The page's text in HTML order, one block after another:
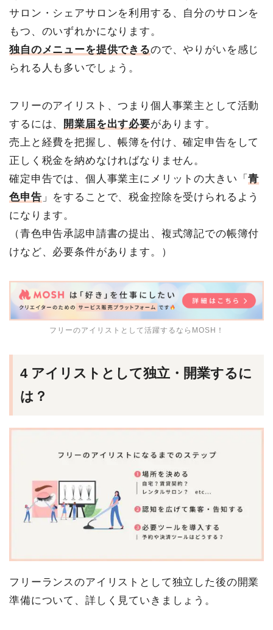
サロン・シェアサロンを利用する、自分のサロンを
もつ、のいずれかになります。
独自のメニューを提供できるので、やりがいを感じ
られる人も多いでしょう。
フリーのアイリスト、つまり個人事業主として活動
するには、
開業届を出す必要があります。
売上と経費を把握し、帳簿を付け、確定申告をして
正しく税金を納めなければなりません。
確定申告では、個人事業主にメリットの大きい「青
色申告 」をすることで、税金控除を受けられるよう
になります。
（青色申告承認申請書の提出、複式簿記での帳簿付
けなど、必要条件があります。）
フリーのアイリストとして活躍するならMOSH！
4 アイリストとして独立・開業するに
は？
フリーランスのアイリストとして独立した後の開業
準備について、詳しく見ていきましょう。